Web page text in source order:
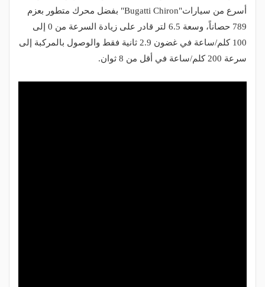
أسرع من سيارات"Bugatti Chiron" بفضل محرك متطور بعزم
789 حصاناً، وسعة 6.5 لتر قادر على زيادة السرعة من 0 إلى
100 كلم/ساعة في غضون 2.9 ثانية فقط والوصول بالمركبة إلى
سرعة 200 كلم/ساعة في أقل من 8 ثوان
.